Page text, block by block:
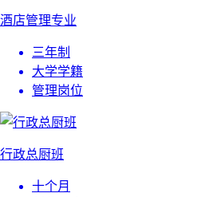
酒店管理专业
三年制
大学学籍
管理岗位
行政总厨班
十个月